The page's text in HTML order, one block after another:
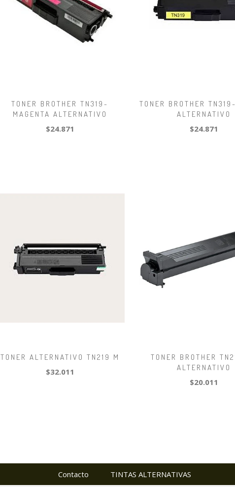
TONER BROTHER TN319-
MAGENTA ALTERNATIVO
$24.871
TONER BROTHER
ALTERNATIVO
$24.871
TONER ALTERNATIVO TN219 M
$32.011
TONER BROTHER
ALTERNATIVO
$20.011
Contacto TINTAS ALTERNATIVAS